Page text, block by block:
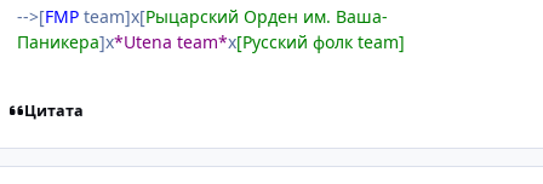
-->[FMP team]х[Рыцарский Орден им. Ваша-
Паникера]х*Utena team*х[Русский фолк team]
Цитата